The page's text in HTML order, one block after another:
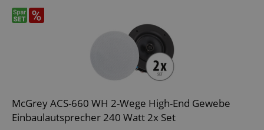
McGrey ACS-660 WH 2-Wege High-End Gewebe
Einbaulautsprecher 240 Watt 2x Set